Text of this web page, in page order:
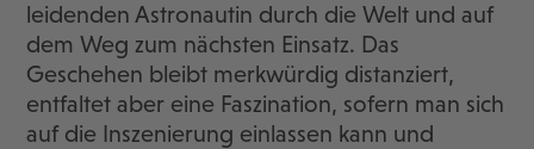
leidenden Astronautin durch die Welt und auf
dem Weg zum nächsten Einsatz. Das
Geschehen bleibt merkwürdig distanziert,
entfaltet aber eine Faszination, sofern man sich
auf die Inszenierung einlassen kann und